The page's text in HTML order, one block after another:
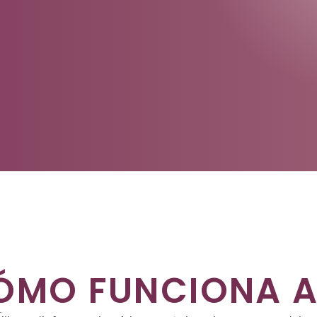
FUNCIONA